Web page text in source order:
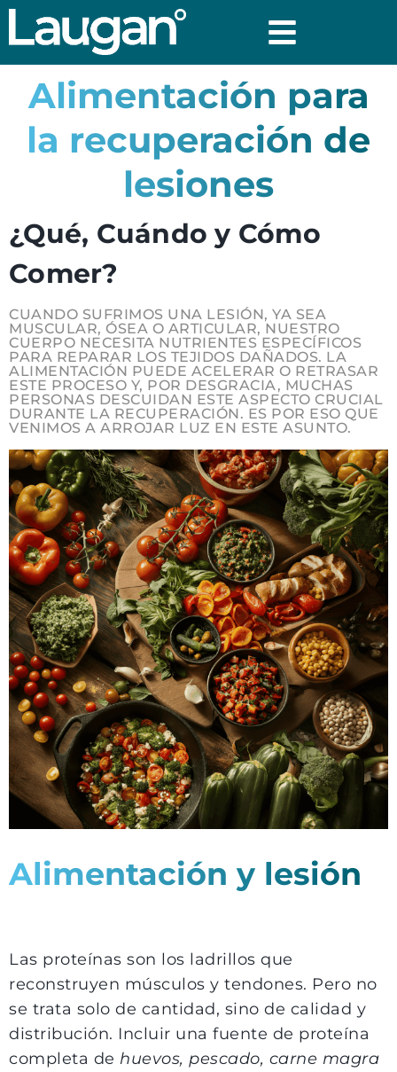
Alimentación para
la recuperación de
lesiones
¿Qué, Cuándo y Cómo
Comer?
CUANDO SUFRIMOS UNA LESIÓN, YA SEA
MUSCULAR, ÓSEA O ARTICULAR, NUESTRO
CUERPO NECESITA NUTRIENTES ESPECÍFICOS
PARA REPARAR LOS TEJIDOS DAÑADOS. LA
ALIMENTACIÓN PUEDE ACELERAR O RETRASAR
ESTE PROCESO Y, POR DESGRACIA, MUCHAS
PERSONAS DESCUIDAN ESTE ASPECTO CRUCIAL
DURANTE LA RECUPERACIÓN. ES POR ESO QUE
VENIMOS A ARROJAR LUZ EN ESTE ASUNTO.
Alimentación y lesión
Las proteínas son los ladrillos que
reconstruyen músculos y tendones. Pero no
se trata solo de cantidad, sino de calidad y
distribución. Incluir una fuente de proteína
completa de huevos, pescado, carne magra